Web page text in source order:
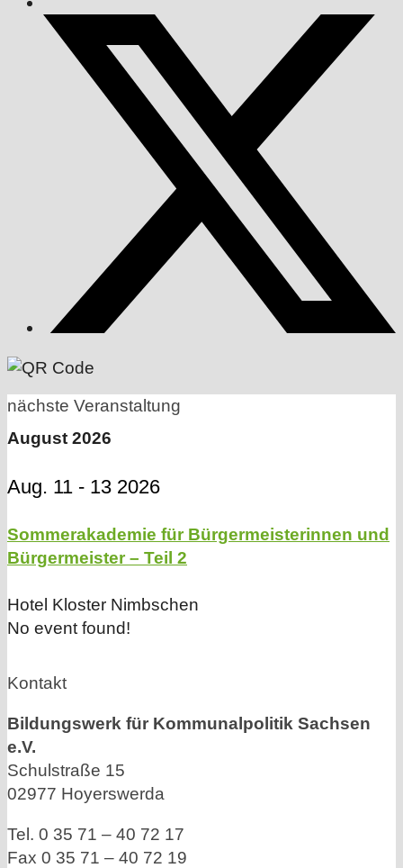
nächste Veranstaltung
August 2026
Aug. 11 - 13 2026
Sommerakademie für Bürgermeisterinnen und
Bürgermeister – Teil 2
Hotel Kloster Nimbschen
No event found!
Kontakt
Bildungswerk für Kommunalpolitik Sachsen
e.V.
Schulstraße 15
02977 Hoyerswerda
Tel. 0 35 71 – 40 72 17
Fax 0 35 71 – 40 72 19